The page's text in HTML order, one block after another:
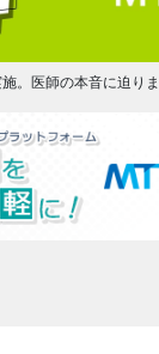
。医師の本音に迫りま